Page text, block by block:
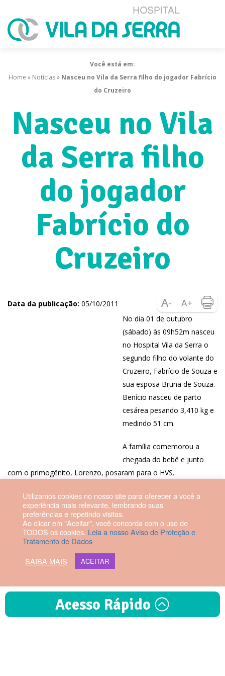
Você está em:
Home » Notícias» Nasceu no Vila da Serra filho do jogador Fabrício
do Cruzeiro
Nasceu no Vila
da Serra filho
do jogador
Fabrício do
Cruzeiro
Data da publicação: 05/10/2011
No dia 01 de outubro
(sábado) às 09h52m nasceu
no Hospital Vila da Serra o
segundo filho do volante do
Cruzeiro, Fabrício de Souza e
sua esposa Bruna de Souza.
Benício nasceu de parto
cesárea pesando 3,410 kg e
medindo 51 cm.
A família comemorou a
chegada do bebê e junto
com o primogênito, Lorenzo, posaram para o HVS.
Mãe e bebê passam bem e já estão em casa.
Utilizamos cookies no nosso site para oferecer a você a
experiência mais relevante, lembrando suas
preferências e repetindo visitas.
Ao clicar em "Aceitar", você concorda com o uso de
TODOS os cookies. Leia a nosso Aviso de Proteção e
Tratamento de Dados
SAIBA MAIS
ACEITAR
Rezende Dias | CRM-MG 56879
Webmail HVS
Acesso Rápido